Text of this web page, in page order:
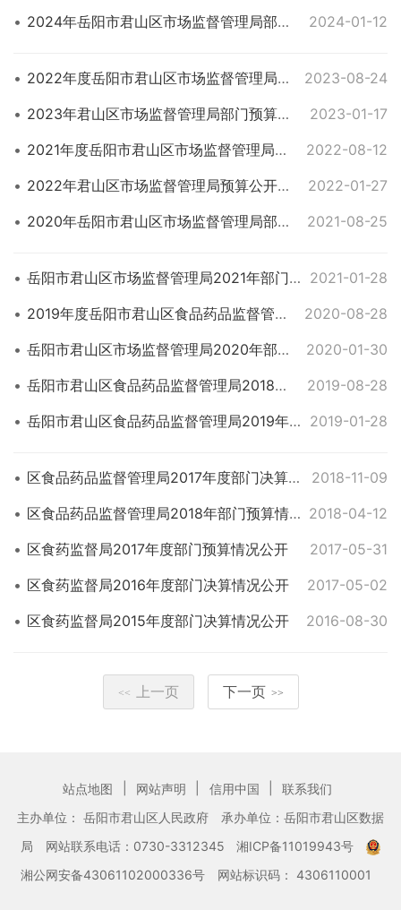
2024年岳阳市君山区市场监督管理局部门预算公开
2024-01-12
2022年度岳阳市君山区市场监督管理局部门决算说明
2023-08-24
2023年君山区市场监督管理局部门预算公开说明
2023-01-17
2021年度岳阳市君山区市场监督管理局部门决算说明
2022-08-12
2022年君山区市场监督管理局预算公开说明
2022-01-27
2020年岳阳市君山区市场监督管理局部门决算说明
2021-08-25
岳阳市君山区市场监督管理局2021年部门预算情况公开说明 2021-01-28
2019年度岳阳市君山区食品药品监督管理局部门决算情况公开说明
2020-08-28
岳阳市君山区市场监督管理局2020年部门预算情况公开说明
2020-01-30
岳阳市君山区食品药品监督管理局2018年部门决算公开说明
2019-08-28
岳阳市君山区食品药品监督管理局2019年部门预算情况公开 2019-01-28
区食品药品监督管理局2017年度部门决算情况公开
2018-11-09
区食品药品监督管理局2018年部门预算情况公开 2018-04-12
区食药监督局2017年度部门预算情况公开
2017-05-31
区食药监督局2016年度部门决算情况公开
2017-05-02
区食药监督局2015年度部门决算情况公开
2016-08-30
<< 上一页 下一页 >>
站点地图 网站声明 信用中国
联系我们
主办单位： 岳阳市君山区人民政府
承办单位：岳阳市君山区数据
局
网站联系电话：0730-3312345
湘ICP备11019943号
湘公网安备43061102000336号
网站标识码： 4306110001